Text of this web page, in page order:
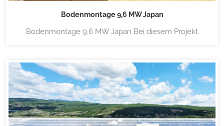
Bodenmontage 9,6 MW Japan
Bodenmontage 9,6 MW Japan Bei diesem Projekt
weitere Informationen zur Bodenmontage aus
Aluminium klicken Sie bitte Bodenmontagestruktur aus
Aluminium Landmacht Wir f&uu...